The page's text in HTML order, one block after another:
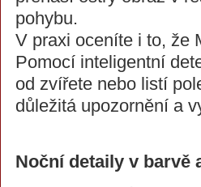
pohybu.
V praxi oceníte i to, že
Pomocí inteligentní
od zvířete nebo listí
důležitá upozornění a
Noční detaily v barvě